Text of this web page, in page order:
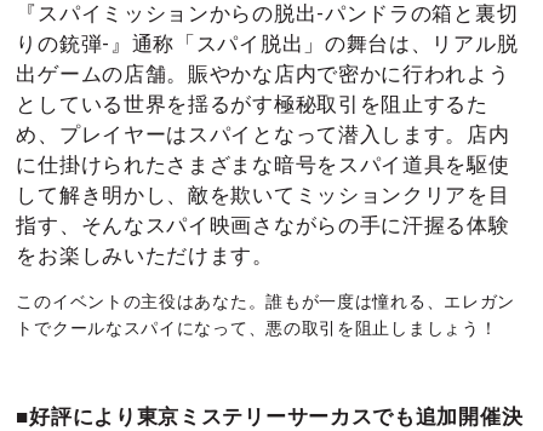
『スパイミッションからの脱出-パンドラの箱と裏切
りの銃弾-』通称「スパイ脱出」の舞台は、リアル脱
出ゲームの店舗。賑やかな店内で密かに行われよう
としている世界を揺るがす極秘取引を阻止するた
め、プレイヤーはスパイとなって潜入します。店内
に仕掛けられたさまざまな暗号をスパイ道具を駆使
して解き明かし、敵を欺いてミッションクリアを目
指す、そんなスパイ映画さながらの手に汗握る体験
をお楽しみいただけます。
このイベントの主役はあなた。誰もが一度は憧れる、エレガン
トでクールなスパイになって、悪の取引を阻止しましょう！
■好評により東京ミステリーサーカスでも追加開催決